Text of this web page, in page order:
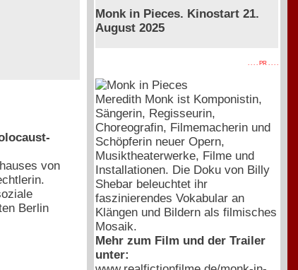
von
Berlin
Monk in Pieces. Kinostart 21.
August 2025
. . . . PR . . . .
Meredith Monk ist Komponistin,
Sängerin, Regisseurin,
Choreografin, Filmemacherin und
Schöpferin neuer Opern,
Musiktheaterwerke, Filme und
Installationen. Die Doku von Billy
Shebar beleuchtet ihr
faszinierendes Vokabular an
Klängen und Bildern als filmisches
Mosaik.
Mehr zum Film und der Trailer
unter: